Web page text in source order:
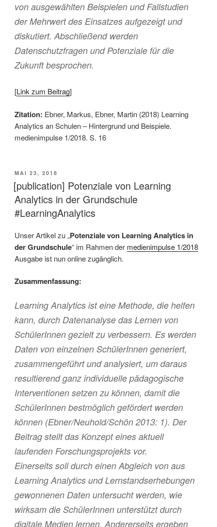
von ausgewählten Beispielen und Fallstudien
der Mehrwert des Einsatzes aufgezeigt und
diskutiert. Abschließend werden
Datenschutzfragen und Potenziale für die
Zukunft besprochen.
[Link zum Beitrag]
Zitation: Ebner, Markus, Ebner, Martin (2018) Learning
Analytics an Schulen – Hintergrund und Beispiele.
medienimpulse 1/2018. S. 16
VERÖFFENTLICHT
AM
MAI 23, 2018
[publication] Potenziale von Learning
Analytics in der Grundschule
#LearningAnalytics
Unser Artikel zu „Potenziale von Learning Analytics in
der Grundschule“ im Rahmen der medienimpulse 1/2018
Ausgabe ist nun online zugänglich.
Zusammenfassung:
Learning Analytics ist eine Methode, die helfen
kann, durch Datenanalyse das Lernen von
SchülerInnen gezielt zu verbessern. Es werden
Daten von einzelnen SchülerInnen generiert,
zusammengeführt und analysiert, um daraus
resultierend ganz individuelle pädagogische
Interventionen setzen zu können, damit die
SchülerInnen bestmöglich gefördert werden
können (Ebner/Neuhold/Schön 2013: 1). Der
Beitrag stellt das Konzept eines aktuell
laufenden Forschungsprojekts vor.
Einerseits soll durch einen Abgleich von aus
Learning Analytics und Lernstandserhebungen
gewonnenen Daten untersucht werden, wie
wirksam die SchülerInnen unterstützt durch
digitale Medien lernen. Andererseits ergeben